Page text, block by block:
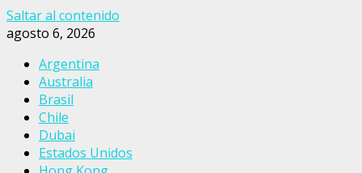
Saltar al contenido
agosto 6, 2026
Argentina
Australia
Brasil
Chile
Dubai
Estados Unidos